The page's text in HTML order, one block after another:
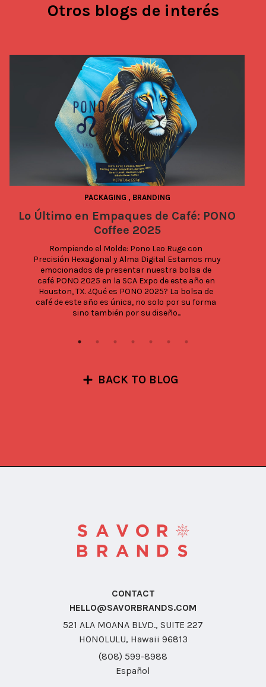
Otros blogs de interés
PACKAGING , BRANDING
Lo Último en Empaques de Café: PONO
Coffee 2025
Rompiendo el Molde: Pono Leo Ruge con
Precisión Hexagonal y Alma Digital Estamos muy
emocionados de presentar nuestra bolsa de
café PONO 2025 en la SCA Expo de este año en
Houston, TX. ¿Qué es PONO 2025? La bolsa de
café de este año es única, no solo por su forma
sino también por su diseño...
BACK TO BLOG
CONTACT
HELLO@SAVORBRANDS.COM
521 ALA MOANA BLVD., SUITE 227
HONOLULU, Hawaii 96813
(808) 599-8988
Español